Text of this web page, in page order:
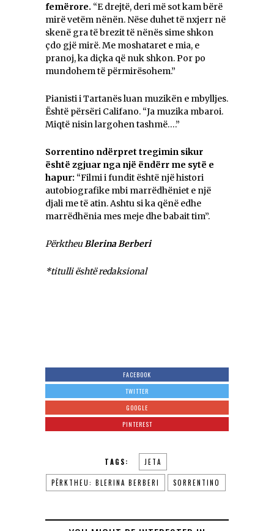
femërore. “E drejtë, deri më sot kam bërë
mirë vetëm nënën. Nëse duhet të nxjerr në
skenë gra të brezit të nënës sime shkon
çdo gjë mirë. Me moshataret e mia, e
pranoj, ka diçka që nuk shkon. Por po
mundohem të përmirësohem.”
Pianisti i Tartanës luan muzikën e mbylljes.
Është përsëri Califano. “Ja muzika mbaroi.
Miqtë nisin largohen tashmë….”
Sorrentino ndërpret tregimin sikur
është zgjuar nga një ëndërr me sytë e
hapur: “Filmi i fundit është një histori
autobiografike mbi marrëdhëniet e një
djali me të atin. Ashtu si ka qënë edhe
marrëdhënia mes meje dhe babait tim”.
PërktheuBlerina Berberi
*titulliështëredaksional
FACEBOOK
TWITTER
GOOGLE
PINTEREST
TAGS: JETA
PËRKTHEU: BLERINA BERBERI SORRENTINO